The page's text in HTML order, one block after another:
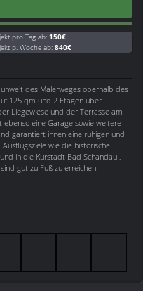
pro Tag ab: 150€
p. Woche ab: 840€
des Malerweges oberhalb des
125 qm und 2 Etagen über
Liegewiese und der Terrasse am
ebenso eine Garage sowie weitere
garantiert ihnen eine ruhigen und
wie die historische
in die Kurstadt Bad Schandau ,
gut zu Fuß zu erreichen.